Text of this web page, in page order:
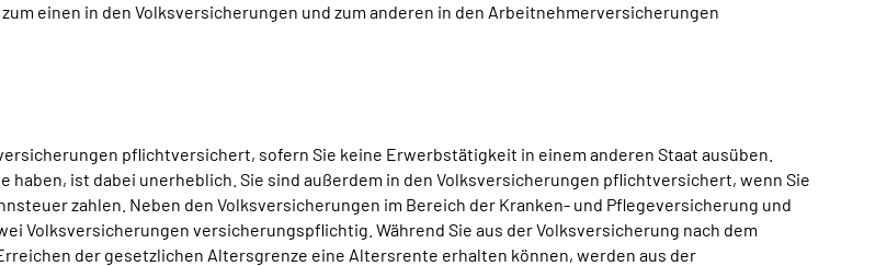
einen in den Volksversicherungen und zum anderen in den Arbeitnehmerversicherungen
pflichtversichert, sofern Sie keine Erwerbstätigkeit in einem anderen Staat ausüben.
ist dabei unerheblich. Sie sind außerdem in den Volksversicherungen pflichtversichert, wenn Sie
zahlen. Neben den Volksversicherungen im Bereich der Kranken- und Pflegeversicherung und
Volksversicherungen versicherungspflichtig. Während Sie aus der Volksversicherung nach dem
der gesetzlichen Altersgrenze eine Altersrente erhalten können, werden aus der